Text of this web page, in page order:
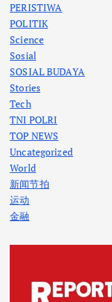
PERISTIWA
POLITIK
Science
Sosial
SOSIAL BUDAYA
Stories
Tech
TNI POLRI
TOP NEWS
Uncategorized
World
新闻节拍
运动
金融